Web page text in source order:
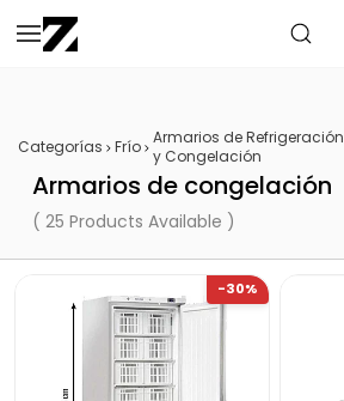
Saltar al
contenido
Categorías Frío Armarios de Refrigeración
y Congelación
Armarios de congelación
( 25 Products Available )
-30%